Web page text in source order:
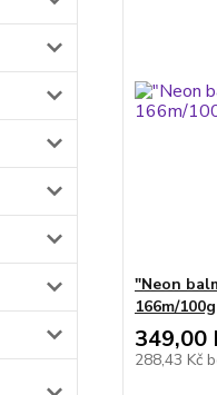
"Neon
166m/100g
349,00
288,43 Kč